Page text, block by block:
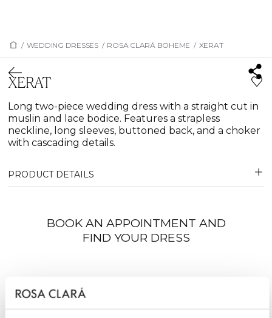
/ WEDDING DRESSES / ROSA CLARÁ BOHEME / XERAT
XERAT
Long two-piece wedding dress with a straight cut in
muslin and lace bodice. Features a strapless
neckline, long sleeves, buttoned back, and a choker
with cascading details.
PRODUCT DETAILS
BOOK AN APPOINTMENT AND
FIND YOUR DRESS